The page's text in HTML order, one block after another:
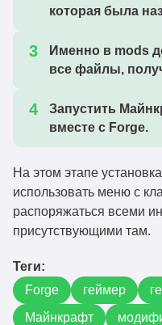
которая была
Именно в mods
все файлы,
Запустить
вместе с Forge.
На этом этапе
использовать меню с
распоряжаться всеми
присутствующими там.
Теги:
Forge
геймер
Майнкрафт